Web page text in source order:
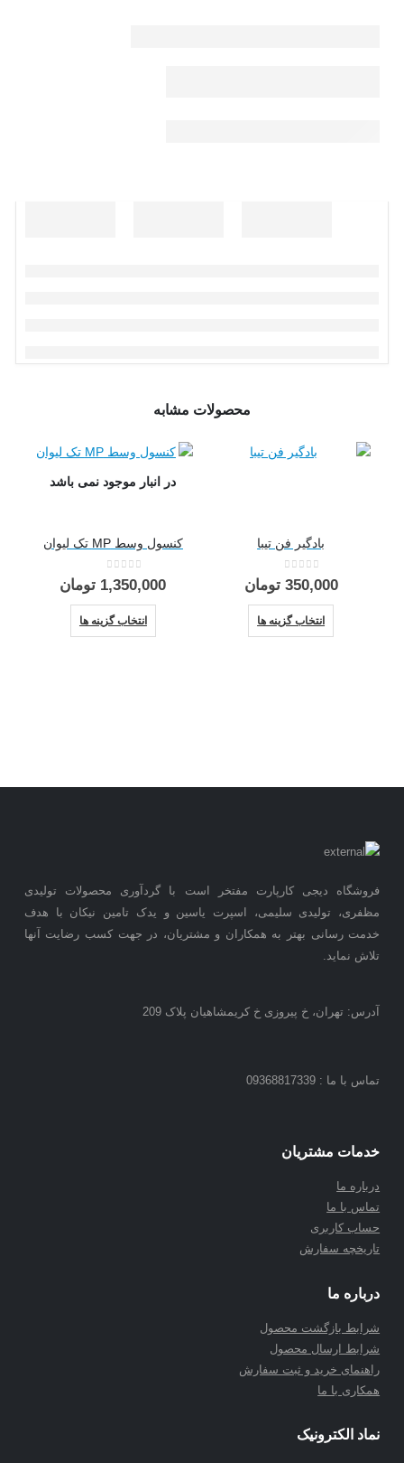
محصولات مشابه
بادگیر فن تیبا
0 از 5
350,000 تومان
انتخاب گزینه ها
این محصول دارای انواع مختلفی می باشد. گزینه ها ممکن است در صفحه محصول انتخاب شوند
در انبار موجود نمی باشد
کنسول وسط MP تک لیوان
0از 5
1,350,000 تومان
انتخاب گزینه ها
این محصول دارای انواع مختلفی می باشد. گزینه ها ممکن است در صفحه محصول انتخاب شوند
فروشگاه دیجی کارپارت مفتخر است با گردآوری محصولات تولیدی
مظفری، تولیدی سلیمی، اسپرت یاسین و یدک تامین نیکان با هدف
خدمت رسانی بهتر به همکاران و مشتریان، در جهت کسب رضایت آنها
تلاش نماید.
آدرس: تهران، خ پیروزی خ کریمشاهیان پلاک 209
تماس با ما : 09368817339
خدمات مشتریان
درباره ما
تماس با ما
حساب کاربری
تاریخچه سفارش
درباره ما
شرابط بازگشت محصول
شرابط ارسال محصول
راهنمای خرید و ثبت سفارش
همکاری با ما
نماد الکترونیک